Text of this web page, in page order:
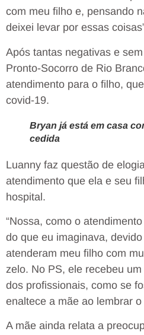
com meu filho e, pensando
deixei levar por essas
Após tantas negativas e
Pronto-Socorro de Rio
atendimento para o filho,
covid-19.
Bryan já está em casa
cedida
Luanny faz questão de
atendimento que ela e seu
hospital.
“Nossa, como o
do que eu imaginava,
atenderam meu filho com
zelo. No PS, ele recebeu
dos profissionais, como se
enaltece a mãe ao lembrar
A mãe ainda relata a